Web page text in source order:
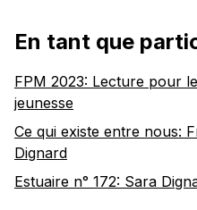
En tant que
FPM 2023: Lecture pour
jeunesse
Ce qui existe entre nous:
Dignard
Estuaire n° 172: Sara